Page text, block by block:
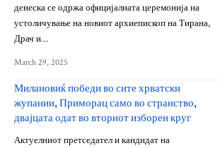
денеска се одржа официјалната церемонија на
устоличување на новиот архиепископ на Тирана,
Драч и…
March 29, 2025
Милановиќ победи во сите хрватски
жупании, Приморац само во странство,
двајцата одат во вториот изборен круг
Актуелниот претседател и кандидат на